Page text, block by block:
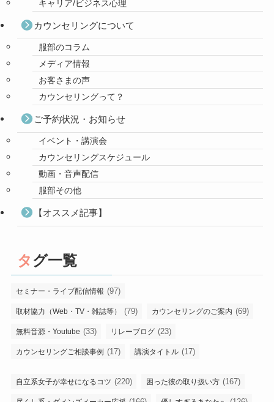
キャリア/ビジネス心理
カウンセリングについて
服部のコラム
メディア情報
お客さまの声
カウンセリングって？
ご予約状況・お知らせ
イベント・講演会
カウンセリングスケジュール
動画・音声配信
服部その他
【オススメ記事】
タグ一覧
セミナー・ライブ配信情報 (97)
取材協力（Web・TV・雑誌等） (79) カウンセリングのご案内 (69)
無料音源・Youtube (33) リレーブログ (23)
カウンセリングご相談事例 (17) 講演タイトル (17)
自立系女子が幸せになるコツ (220) 困った彼の取り扱い方 (167)